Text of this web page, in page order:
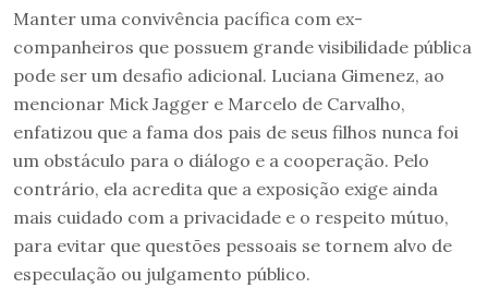
Manter uma convivência pacífica com ex-
companheiros que possuem grande visibilidade pública
pode ser um desafio adicional. Luciana Gimenez, ao
mencionar Mick Jagger e Marcelo de Carvalho,
enfatizou que a fama dos pais de seus filhos nunca foi
um obstáculo para o diálogo e a cooperação. Pelo
contrário, ela acredita que a exposição exige ainda
mais cuidado com a privacidade e o respeito mútuo,
para evitar que questões pessoais se tornem alvo de
especulação ou julgamento público.